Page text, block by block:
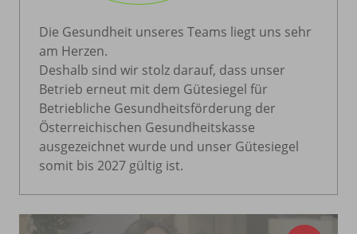
Die Gesundheit unseres Teams liegt uns sehr
am Herzen.
Deshalb sind wir stolz darauf, dass unser
Betrieb erneut mit dem Gütesiegel für
Betriebliche Gesundheitsförderung der
Österreichischen Gesundheitskasse
ausgezeichnet wurde und unser Gütesiegel
somit bis 2027 gültig ist.